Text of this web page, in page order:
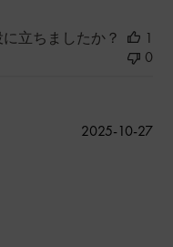
立ちましたか？
1
0
公
2025-10-27